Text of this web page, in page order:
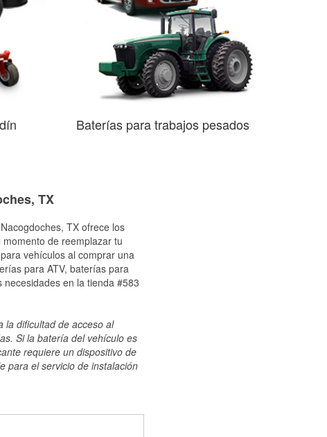
Baterías para trabajos pesados
TX
TX ofrece los
de reemplazar tu
vehículos al comprar una
para ATV, baterías para
en la tienda #583
la dificultad de acceso al
Si la batería del vehículo es
requiere un dispositivo de
para el servicio de instalación